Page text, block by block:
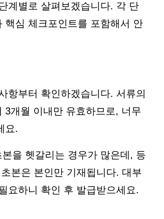
계별로 살펴보겠습니다. 각 단
핵심 체크포인트를 포함해서 안
항부터 확인하겠습니다. 서류의
3개월 이내만 유효하므로, 너무
요.
을 헷갈리는 경우가 많은데, 등
본은 본인만 기재됩니다. 대부
요하니 확인 후 발급받으세요.